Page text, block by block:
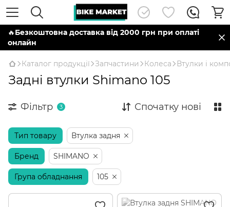
🔥Безкоштовна доставка від 2000 грн при оплаті
онлайн
Каталог продукції Запчастини Колеса Втулки і
Задні втулки Shimano 105
Фільтр 3 Спочатку нові
Тип товару Втулка задня
Бренд SHIMANO
Група обладнання 105